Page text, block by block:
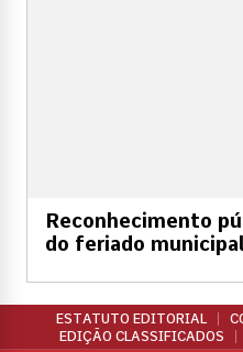
Reconhecimento
do feriado
ESTATUTO EDITORIAL
EDIÇÃO CLASSIFICADOS